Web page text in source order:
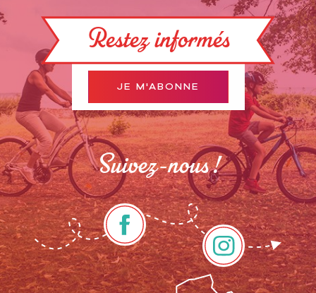
Restez informés
JE M'ABONNE
Suivez-nous !